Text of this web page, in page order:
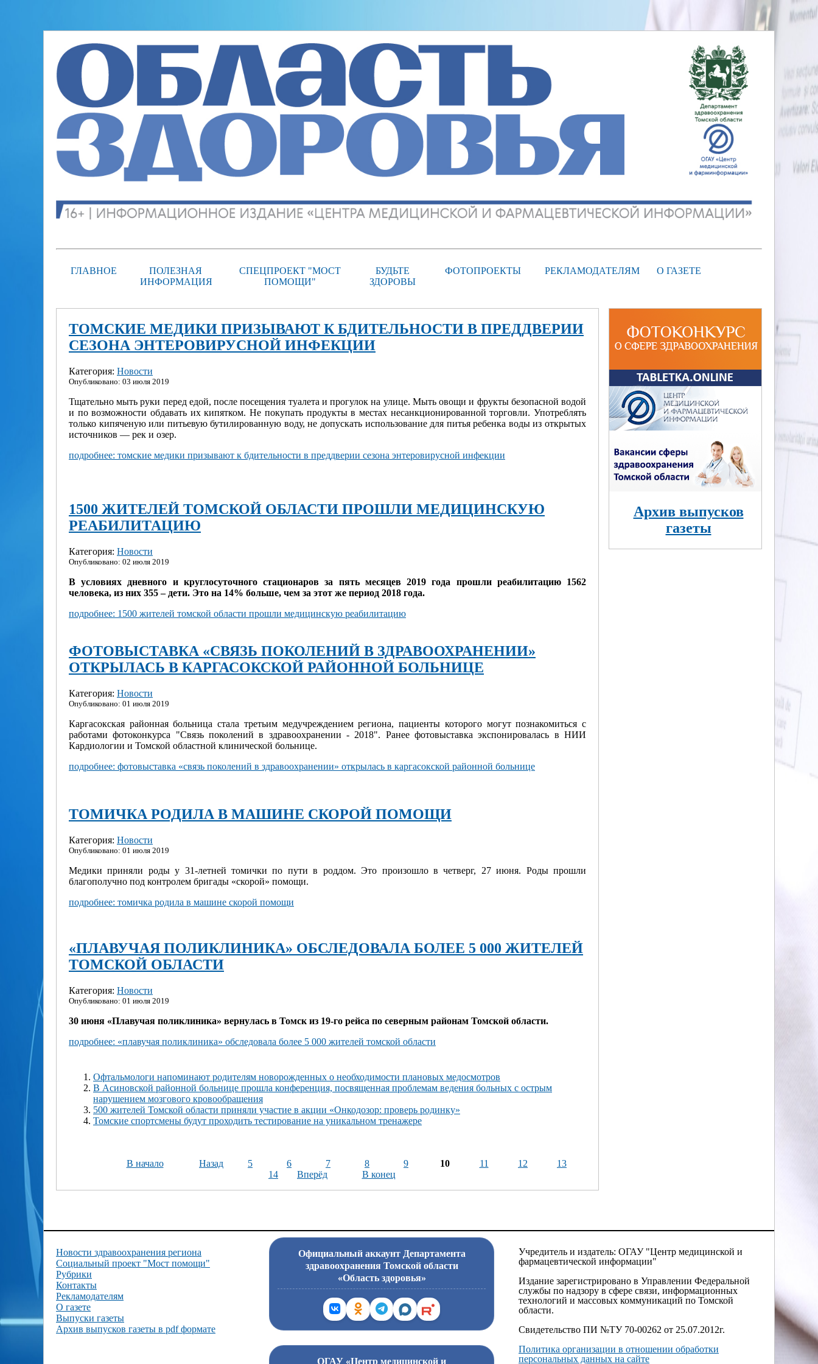
ГЛАВНОЕ
ПОЛЕЗНАЯ
ИНФОРМАЦИЯ
СПЕЦПРОЕКТ "МОСТ
ПОМОЩИ"
БУДЬТЕ
ЗДОРОВЫ
ФОТОПРОЕКТЫ РЕКЛАМОДАТЕЛЯМ О ГАЗЕТЕ
Архив выпусков
газеты
ТОМСКИЕ МЕДИКИ ПРИЗЫВАЮТ К БДИТЕЛЬНОСТИ В ПРЕДДВЕРИИ
СЕЗОНА ЭНТЕРОВИРУСНОЙ ИНФЕКЦИИ
Категория: Новости
Опубликовано: 03 июля 2019
Тщательно мыть руки перед едой, после посещения туалета и прогулок на улице. Мыть овощи и фрукты безопасной водой
и по возможности обдавать их кипятком. Не покупать продукты в местах несанкционированной торговли. Употреблять
только кипяченую или питьевую бутилированную воду, не допускать использование для питья ребенка воды из открытых
источников — рек и озер.
подробнее: томские медики призывают к бдительности в преддверии сезона энтеровирусной инфекции
1500 ЖИТЕЛЕЙ ТОМСКОЙ ОБЛАСТИ ПРОШЛИ МЕДИЦИНСКУЮ
РЕАБИЛИТАЦИЮ
Категория: Новости
Опубликовано: 02 июля 2019
В условиях дневного и круглосуточного стационаров за пять месяцев 2019 года прошли реабилитацию 1562
человека, из них 355 – дети. Это на 14% больше, чем за этот же период 2018 года.
подробнее: 1500 жителей томской области прошли медицинскую реабилитацию
ФОТОВЫСТАВКА «СВЯЗЬ ПОКОЛЕНИЙ В ЗДРАВООХРАНЕНИИ»
ОТКРЫЛАСЬ В КАРГАСОКСКОЙ РАЙОННОЙ БОЛЬНИЦЕ
Категория: Новости
Опубликовано: 01 июля 2019
Каргасокская районная больница стала третьим медучреждением региона, пациенты которого могут познакомиться с
работами фотоконкурса "Связь поколений в здравоохранении - 2018". Ранее фотовыставка экспонировалась в НИИ
Кардиологии и Томской областной клинической больнице.
подробнее: фотовыставка «связь поколений в здравоохранении» открылась в каргасокской районной больнице
ТОМИЧКА РОДИЛА В МАШИНЕ СКОРОЙ ПОМОЩИ
Категория: Новости
Опубликовано: 01 июля 2019
Медики приняли роды у 31-летней томички по пути в роддом. Это произошло в четверг, 27 июня. Роды прошли
благополучно под контролем бригады «скорой» помощи.
подробнее: томичка родила в машине скорой помощи
«ПЛАВУЧАЯ ПОЛИКЛИНИКА» ОБСЛЕДОВАЛА БОЛЕЕ 5 000 ЖИТЕЛЕЙ
ТОМСКОЙ ОБЛАСТИ
Категория: Новости
Опубликовано: 01 июля 2019
30 июня «Плавучая поликлиника» вернулась в Томск из 19-го рейса по северным районам Томской области.
подробнее: «плавучая поликлиника» обследовала более 5 000 жителей томской области
Офтальмологи напоминают родителям новорожденных о необходимости плановых медосмотров
В Асиновской районной больнице прошла конференция, посвященная проблемам ведения больных с острым
нарушением мозгового кровообращения
500 жителей Томской области приняли участие в акции «Онкодозор: проверь родинку»
Томские спортсмены будут проходить тестирование на уникальном тренажере
В начало Назад 5 6 7 8 9 10 11 12
13
14
Вперёд В конец
Новости здравоохранения региона
Социальный проект "Мост помощи"
Рубрики
Контакты
Рекламодателям
О газете
Выпуски газеты
Архив выпусков газеты в pdf формате
Официальный аккаунт Департамента
здравоохранения Томской области
«Область здоровья»
ОГАУ «Центр медицинской и
Учредитель и издатель: ОГАУ "Центр медицинской и
фармацевтической информации"
Издание зарегистрировано в Управлении Федеральной
службы по надзору в сфере связи, информационных
технологий и массовых коммуникаций по Томской
области.
Свидетельство ПИ №ТУ 70-00262 от 25.07.2012г.
Политика организации в отношении обработки
персональных данных на сайте